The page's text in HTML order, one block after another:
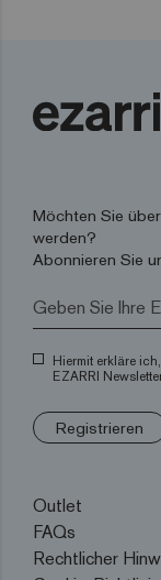
Möchten Sie
werden?
Abonnieren Sie
Hiermit erkläre
EZARRI
Registrieren
Outlet
FAQs
Rechtlicher